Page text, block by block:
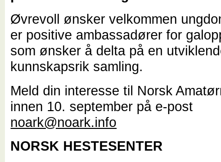
Øvrevoll ønsker velkommen
er positive ambassadører for
som ønsker å delta på en
kunnskapsrik samling.
Meld din interesse til Norsk
innen 10. september på e-post
noark@noark.info
NORSK HESTESENTER